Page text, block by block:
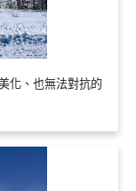
化、也無法對抗的